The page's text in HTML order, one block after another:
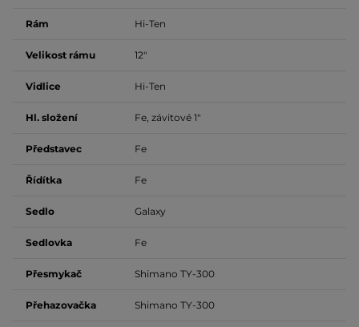
Rám Hi-Ten
Velikost rámu 12"
Vidlice Hi-Ten
Hl. složení Fe, závitové 1"
Představec Fe
Řídítka Fe
Sedlo Galaxy
Sedlovka Fe
Přesmykač Shimano TY-300
Přehazovačka Shimano TY-300